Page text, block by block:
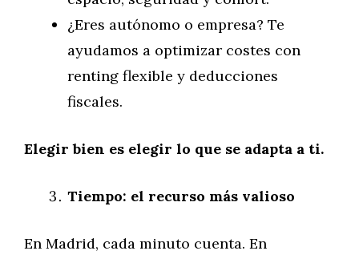
¿Eres autónomo o empresa? Te
ayudamos a optimizar costes con
renting flexible y deducciones
fiscales.
Elegir bien es elegir lo que se adapta a ti.
Tiempo: el recurso más valioso
En Madrid, cada minuto cuenta. En